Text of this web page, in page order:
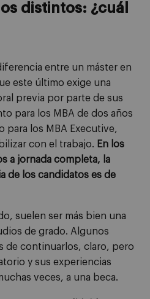
distintos: ¿cuál
entre un máster en
este último exige una
previa por parte de sus
para los MBA de dos años
para los MBA Executive,
con el trabajo. En los
a jornada completa, la
de los candidatos es de
suelen ser más bien una
de grado. Algunos
de continuarlos, claro, pero
y sus experiencias
veces, a una beca.